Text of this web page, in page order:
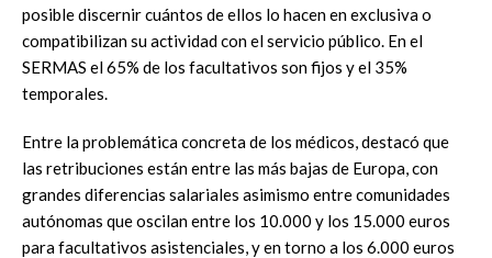
posible discernir cuántos de ellos lo hacen en exclusiva o
compatibilizan su actividad con el servicio público. En el
SERMAS el 65% de los facultativos son fijos y el 35%
temporales.
Entre la problemática concreta de los médicos, destacó que
las retribuciones están entre las más bajas de Europa, con
grandes diferencias salariales asimismo entre comunidades
autónomas que oscilan entre los 10.000 y los 15.000 euros
para facultativos asistenciales, y en torno a los 6.000 euros